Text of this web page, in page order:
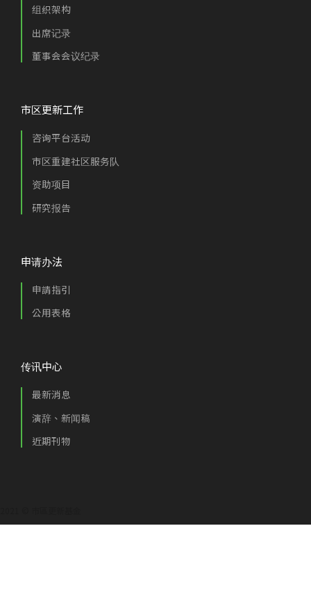
组织架构
出席记录
董事会会议纪录
市区更新工作
咨询平台活动
市区重建社区服务队
资助项目
研究报告
申请办法
申請指引
公用表格
传讯中心
最新消息
演辞、新闻稿
近期刊物